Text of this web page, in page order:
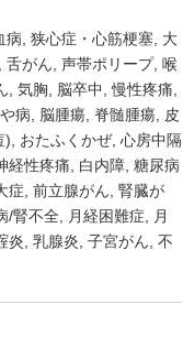
病 狭心症・心筋梗塞 大
舌がん 声帯ポリープ 喉
気胸 脳卒中
慢性疼痛
病 脳腫瘍 脊髄腫瘍
皮
) おたふくかぜ 心房中隔
経性疼痛 白内障 糖尿病
症 前立腺がん 腎臓が
/腎不全 月経困難症
月
炎 乳腺炎 子宮がん 不